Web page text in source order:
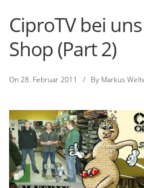
CiproTV bei
Shop (Part 2)
On 28. Februar 2011 / By Markus